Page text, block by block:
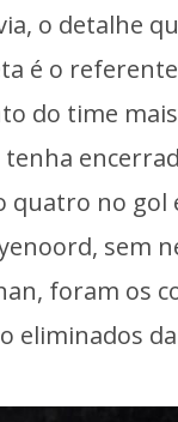
o detalhe
é o
do time
tenha
quatro no gol
sem
foram os
eliminados